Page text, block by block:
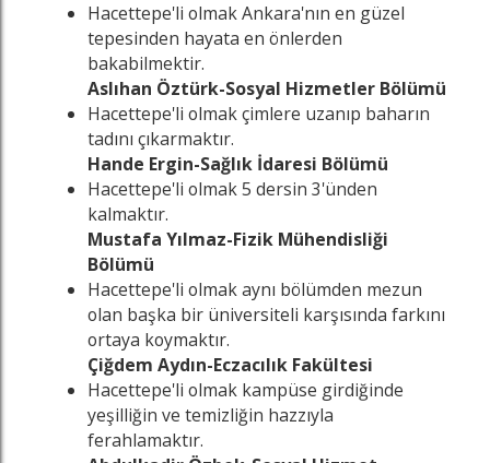
Hacettepe'li olmak Ankara'nın en güzel
tepesinden hayata en önlerden
bakabilmektir.
Aslıhan Öztürk-Sosyal Hizmetler Bölümü
Hacettepe'li olmak çimlere uzanıp baharın
tadını çıkarmaktır.
Hande Ergin-Sağlık İdaresi Bölümü
Hacettepe'li olmak 5 dersin 3'ünden
kalmaktır.
Mustafa Yılmaz-Fizik Mühendisliği
Bölümü
Hacettepe'li olmak aynı bölümden mezun
olan başka bir üniversiteli karşısında farkını
ortaya koymaktır.
Çiğdem Aydın-Eczacılık Fakültesi
Hacettepe'li olmak kampüse girdiğinde
yeşilliğin ve temizliğin hazzıyla
ferahlamaktır.